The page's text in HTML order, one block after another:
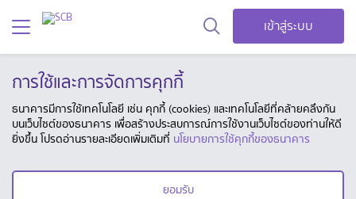
เข้าสู่ระบบ
การใช้และการจัดการคุกกี้
ธนาคารมีการใช้เทคโนโลยี เช่น คุกกี้ (cookies) และเทคโนโลยีที่คล้ายคลึงกัน
บนเว็บไซต์ของธนาคาร เพื่อสร้างประสบการณ์การใช้งานเว็บไซต์ของท่านให้ดี
ยิ่งขึ้น โปรดอ่านรายละเอียดเพิ่มเติมที่ นโยบายการใช้คุกกี้ของธนาคาร
ยอมรับ